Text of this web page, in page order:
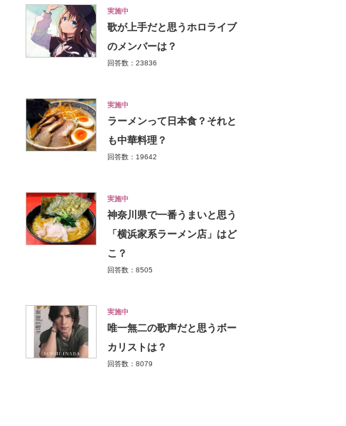
実施中
歌が上手だと思うホロライブ
のメンバーは？
回答数：23836
実施中
ラーメンって日本食？それと
も中華料理？
回答数：19642
実施中
神奈川県で一番うまいと思う
「横浜家系ラーメン店」はど
こ？
回答数：8505
実施中
唯一無二の歌声だと思うボー
カリストは？
回答数：8079